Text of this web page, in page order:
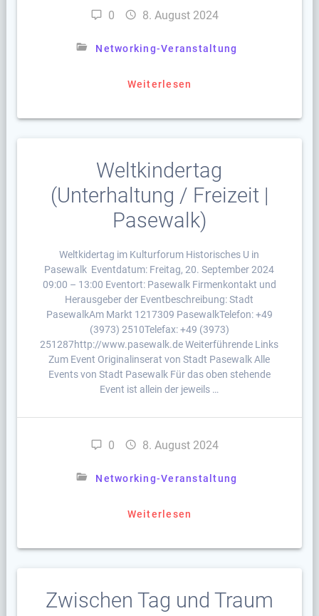
0 8. August 2024
Networking-Veranstaltung
Weiterlesen
Weltkindertag
(Unterhaltung / Freizeit |
Pasewalk)
Weltkidertag im Kulturforum Historisches U in
Pasewalk Eventdatum: Freitag, 20. September 2024
09:00 – 13:00 Eventort: Pasewalk Firmenkontakt und
Herausgeber der Eventbeschreibung: Stadt
PasewalkAm Markt 1217309 PasewalkTelefon: +49
(3973) 2510Telefax: +49 (3973)
251287http://www.pasewalk.de Weiterführende Links
Zum Event Originalinserat von Stadt Pasewalk Alle
Events von Stadt Pasewalk Für das oben stehende
Event ist allein der jeweils …
0 8. August 2024
Networking-Veranstaltung
Weiterlesen
Zwischen Tag und Traum